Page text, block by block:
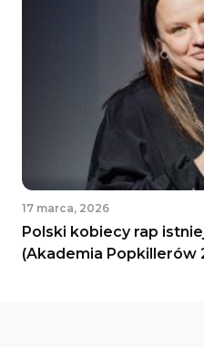
17 marca, 2026
Polski kobiecy rap
(Akademia Popkillerów